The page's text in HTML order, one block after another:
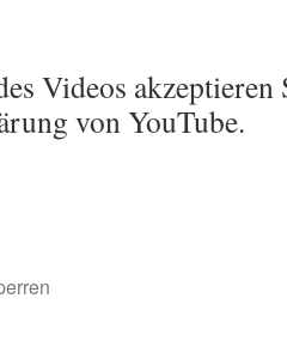
Videos akzeptieren
von YouTube.